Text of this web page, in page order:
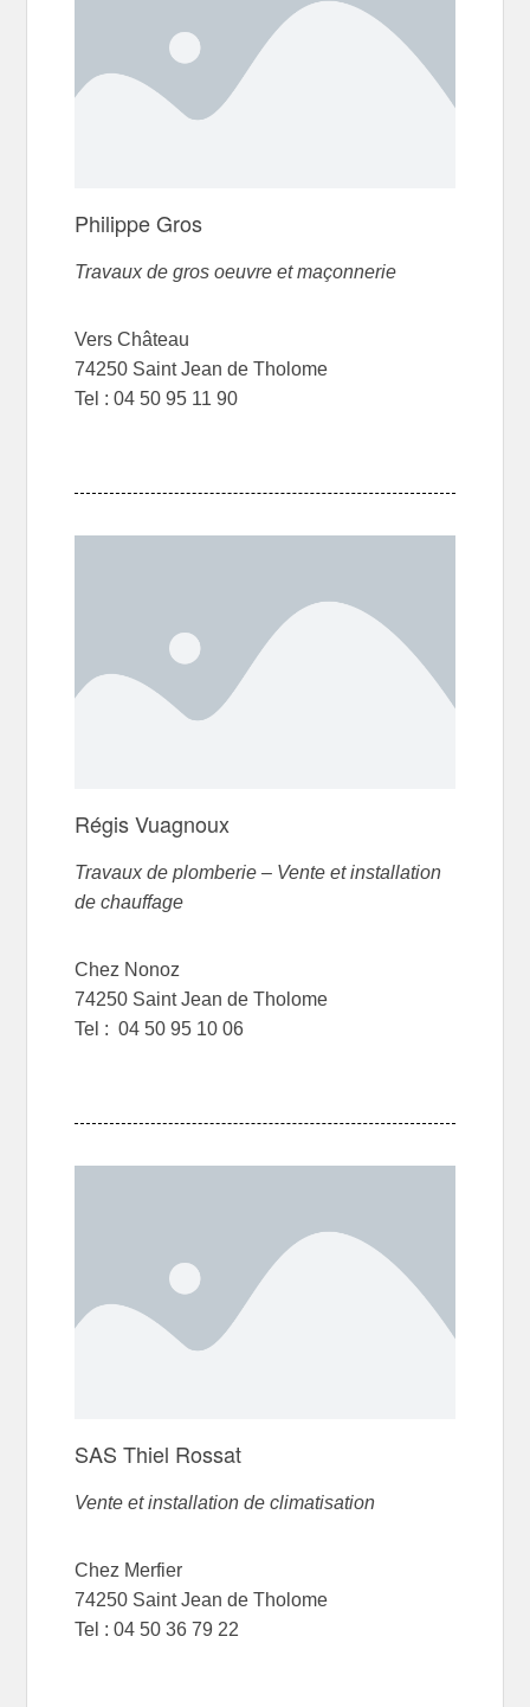
Philippe Gros
Travaux de gros oeuvre et maçonnerie
Vers Château
74250 Saint Jean de Tholome
Tel : 04 50 95 11 90
Régis Vuagnoux
Travaux de plomberie – Vente et installation
de chauffage
Chez Nonoz
74250 Saint Jean de Tholome
Tel :04 50 95 10 06
SAS Thiel Rossat
Vente et installation de climatisation
Chez Merfier
74250 Saint Jean de Tholome
Tel : 04 50 36 79 22